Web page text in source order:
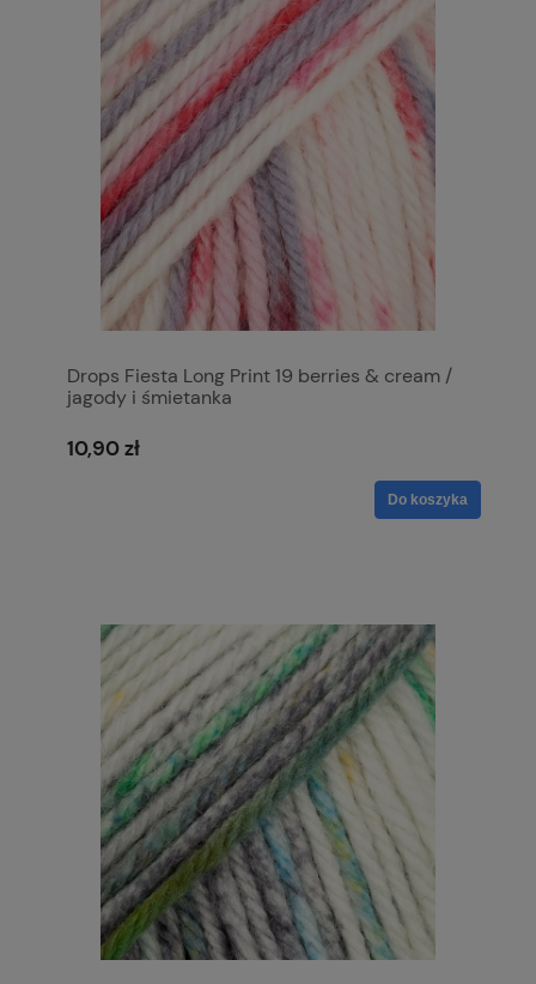
Drops Fiesta Long Print 19 berries & cream /
jagody i śmietanka
10,90 zł
Do koszyka